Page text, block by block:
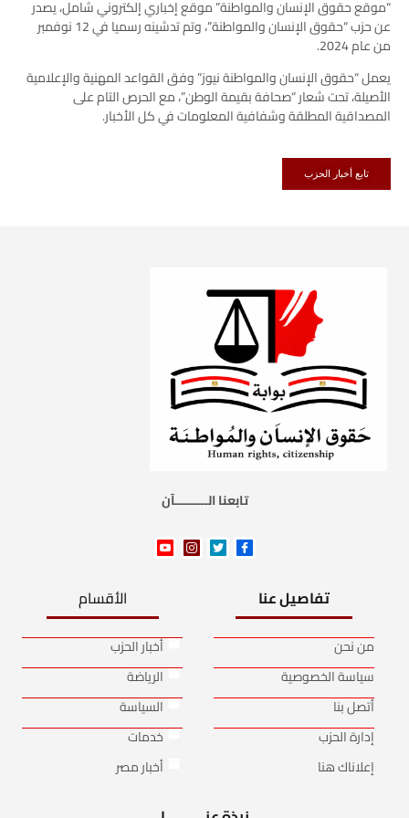
“موقع حقوق الإنسان والمواطنة” موقع إخباري إلكتروني شامل، يصدر
عن حزب “حقوق الإنسان والمواطنة”، وتم تدشينه رسميا في 12 نوفمبر
من عام 2024.
يعمل “حقوق الإنسان والمواطنة نيوز” وفق القواعد المهنية والإعلامية
الأصيلة، تحت شعار “صحافة بقيمة الوطن”، مع الحرص التام على
المصداقية المطلقة وشفافية المعلومات في كل الأخبار.
تابع أخبار الحزب
تابعنا الـــــــــآن
تفاصيل عنا
من نحن
سياسة الخصوصية
أتصل بنا
إدارة الحزب
إعلاناك هنا
الأقسام
أخبار الحزب
الرياضة
السياسة
خدمات
أخبار مصر